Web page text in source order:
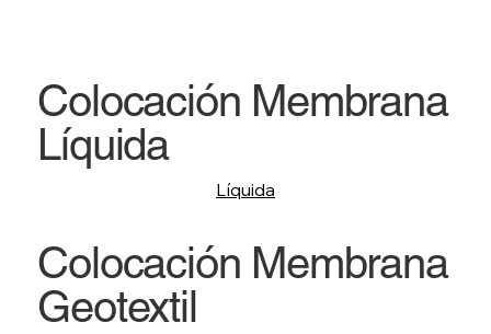
Colocación Membrana
Líquida
Líquida
Colocación Membrana
Geotextil